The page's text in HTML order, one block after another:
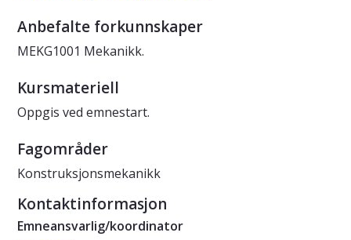
Anbefalte forkunnskaper
MEKG1001 Mekanikk.
Kursmateriell
Oppgis ved emnestart.
Fagområder
Konstruksjonsmekanikk
Kontaktinformasjon
Emneansvarlig/koordinator